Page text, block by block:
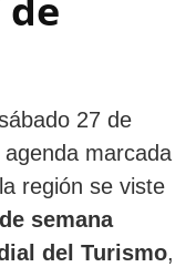
27 de
marcada
región se viste
semana
del Turismo,